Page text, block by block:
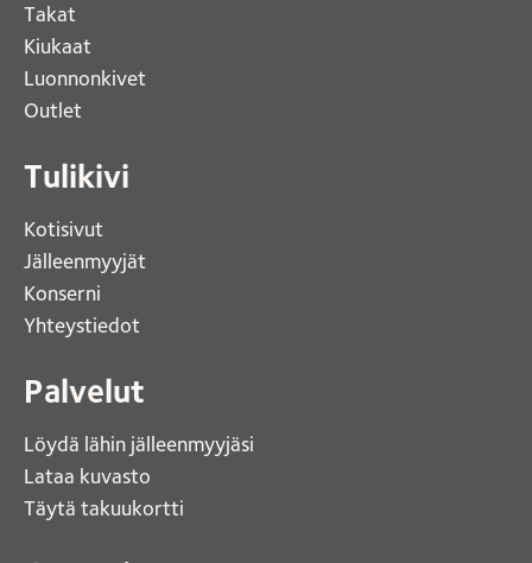
Takat
Kiukaat
Luonnonkivet
Outlet
Tulikivi
Kotisivut
Jälleenmyyjät
Konserni
Yhteystiedot
Palvelut
Löydä lähin jälleenmyyjäsi
Lataa kuvasto
Täytä takuukortti